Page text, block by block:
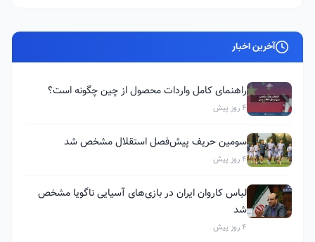
آخرین اخبار
راهنمای کامل واردات محصول از چین چگونه است؟
4 روز پیش
سومین حریف پیش‌فصل استقلال مشخص شد
4 روز پیش
لباس کاروان ایران در بازی‌های آسیایی ناگویا مشخص
شد
4 روز پیش